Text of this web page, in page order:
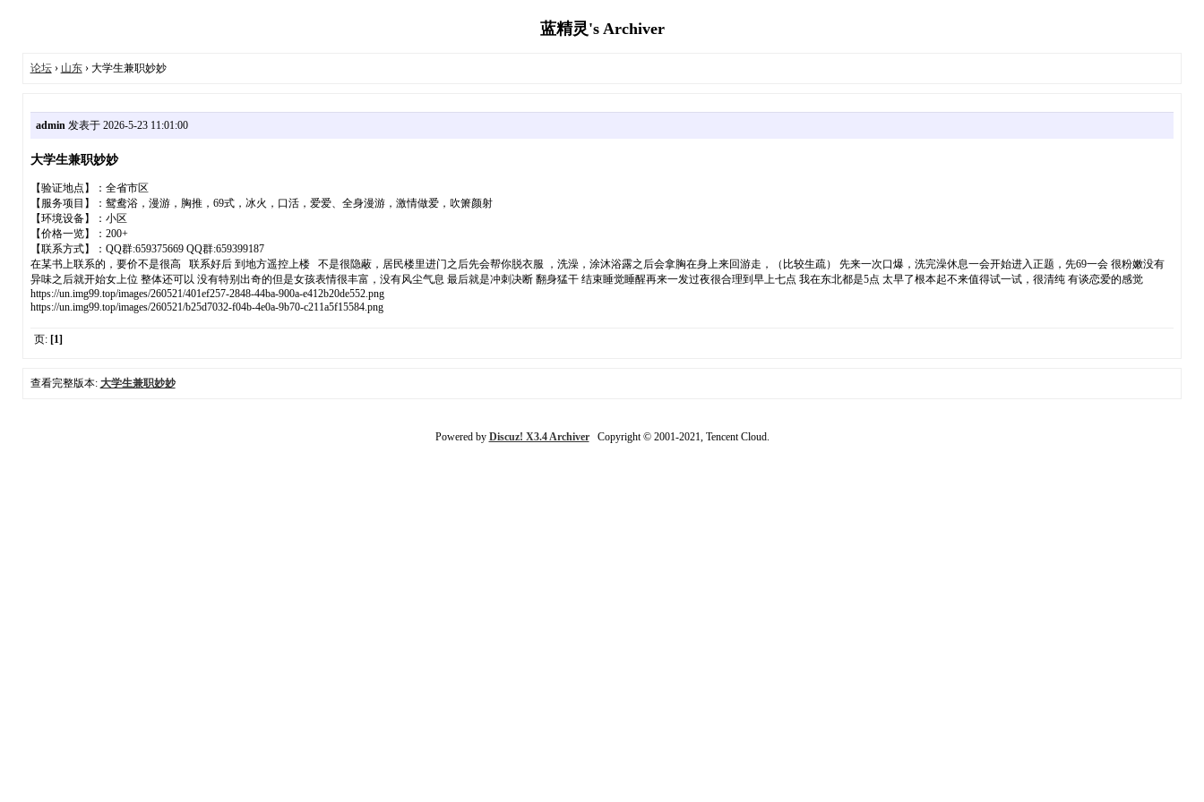
蓝精灵's Archiver
论坛› 山东› 大学生兼职妙妙
admin发表于 2026-5-23 11:01:00
大学生兼职妙妙
【验证地点】：全省市区
【服务项目】：鸳鸯浴，漫游，胸推，69式，冰火，口活，爱爱、全身漫游，激情做爱，吹箫颜射
【环境设备】：小区
【价格一览】：200+
【联系方式】：QQ群:659375669 QQ群:659399187
在某书上联系的，要价不是很高 联系好后 到地方遥控上楼 不是很隐蔽，居民楼里进门之后先会帮你脱衣服 ，洗澡，涂沐浴露之后会拿胸在身上来回游走，（比较生疏） 先来一次口爆，洗完澡休息一会开始进入正题，先69一会 很粉嫩没有
异味之后就开始女上位 整体还可以 没有特别出奇的但是女孩表情很丰富，没有风尘气息 最后就是冲刺决断 翻身猛干 结束睡觉睡醒再来一发过夜很合理到早上七点 我在东北都是5点 太早了根本起不来值得试一试，很清纯 有谈恋爱的感觉
https://un.img99.top/images/260521/401ef257-2848-44ba-900a-e412b20de552.png
https://un.img99.top/images/260521/b25d7032-f04b-4e0a-9b70-c211a5f15584.png
页: [1]
查看完整版本: 大学生兼职妙妙
Powered by Discuz! X3.4 ArchiverCopyright © 2001-2021, Tencent Cloud.